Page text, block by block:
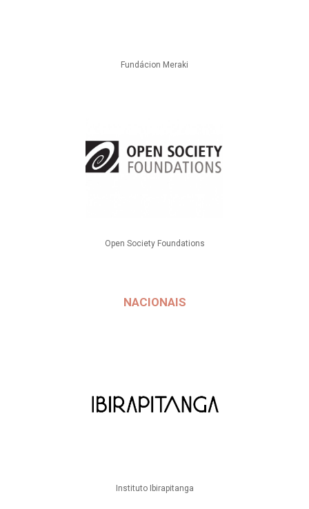
Fundácion Meraki
Open Society Foundations
NACIONAIS
Instituto Ibirapitanga